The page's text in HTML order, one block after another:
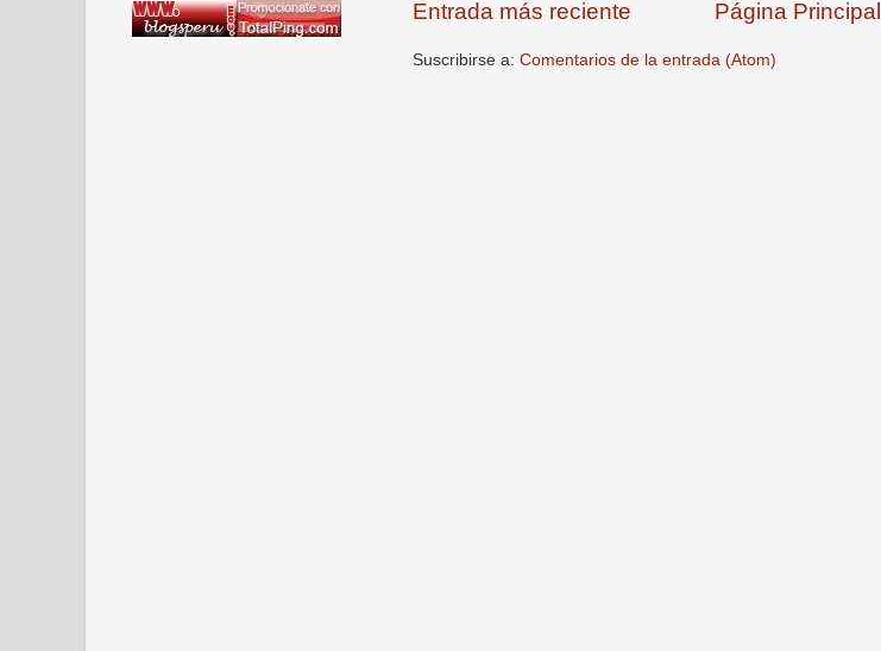
Entrada más reciente Página Principal
Suscribirse a: Comentarios de la entrada (Atom)